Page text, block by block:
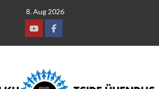
8. Aug 2026
YoutubeFacebook